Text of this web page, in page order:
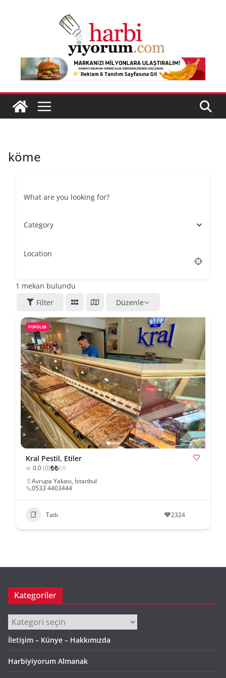
köme
What are you looking for?
Category
Location
1 mekan bulundu
Filter
Düzenle
POPÜLER
Kral Pestil, Etiler
0.0(0)₺₺₺₺
Avrupa Yakası, İstanbul
0533 4403444
Tatlı 2324
Kategoriler
Kategoriler
İletişim – Künye – Hakkımızda
Harbiyiyorum Almanak